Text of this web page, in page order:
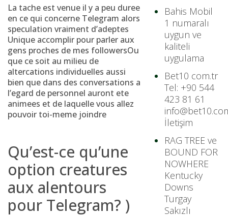
La tache est venue il y a peu duree
en ce qui concerne Telegram alors
speculation vraiment d’adeptes
Unique accomplir pour parler aux
gens proches de mes followersOu
que ce soit au milieu de
altercations individuelles aussi
bien que dans des conversations a
l’egard de personnel auront ete
animees et de laquelle vous allez
pouvoir toi-meme joindre
Qu’est-ce qu’une
option creatures
aux alentours
pour Telegram? )
Bahis Mobil
1 numaralı
uygun ve
kaliteli
uygulama
Bet10 com.tr
Tel: +90 544
423 81 61
İletişim
RAG TREE ve
BOUND FOR
NOWHERE
Kentucky
Downs
Turgay
Sakızlı